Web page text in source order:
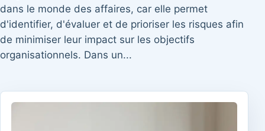
dans le monde des affaires, car elle permet
d'identifier, d'évaluer et de prioriser les risques afin
de minimiser leur impact sur les objectifs
organisationnels. Dans un...